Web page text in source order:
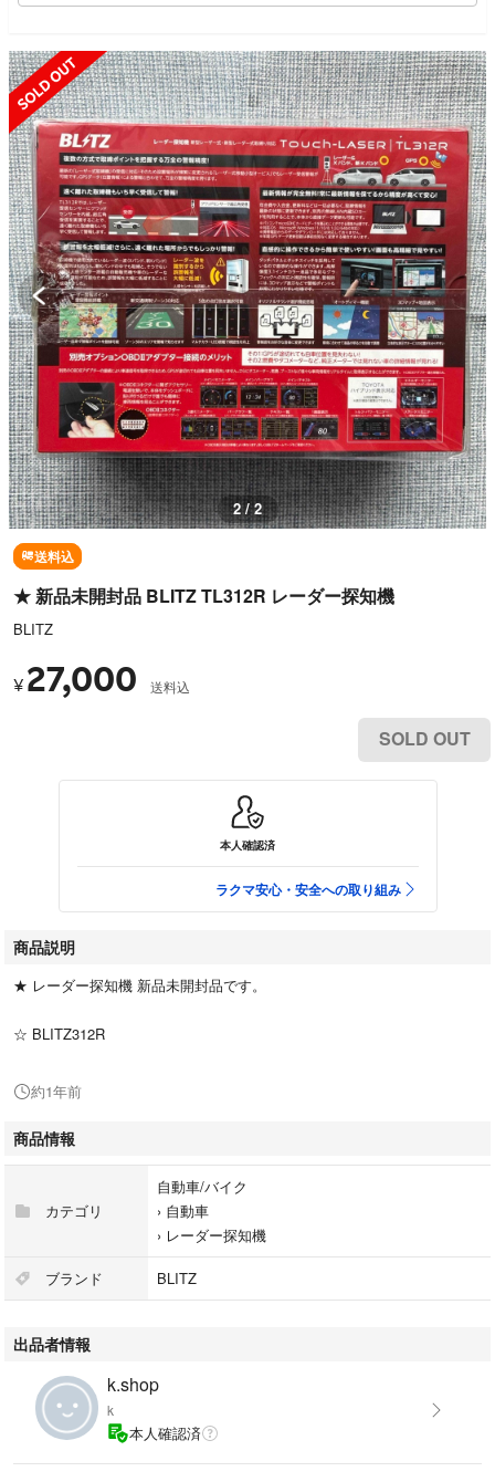
SOLD OUT
2 / 2
送料込
★ 新品未開封品 BLITZ TL312R レーダー探知機
BLITZ
¥ 27,000 送料込
SOLD OUT
本人確認済
ラクマ安心・安全への取り組み
商品説明
★ レーダー探知機 新品未開封品です。
☆ BLITZ312R
約1年前
商品情報
カテゴリ
自動車/バイク
› 自動車
› レーダー探知機
ブランド BLITZ
出品者情報
k.shop
k
本人確認済